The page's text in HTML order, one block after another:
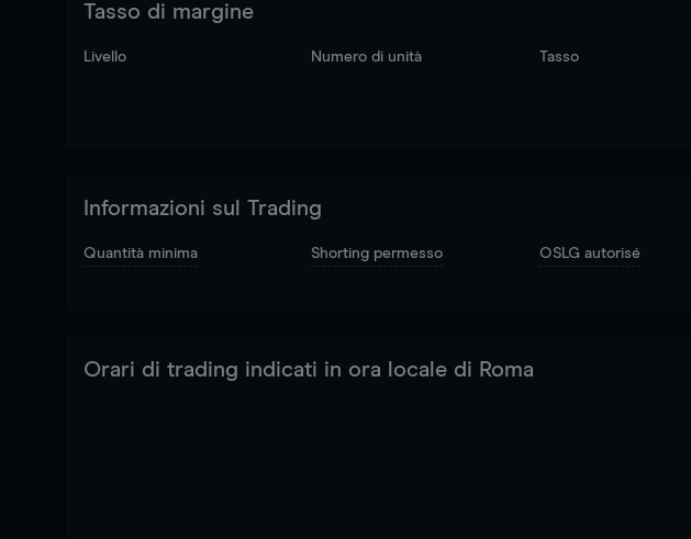
Tasso di margine
Livello Numero di unità Tasso
Informazioni sul Trading
Quantità minima Shorting permesso OSLG autorisé
Orari di trading indicati in ora locale di Roma